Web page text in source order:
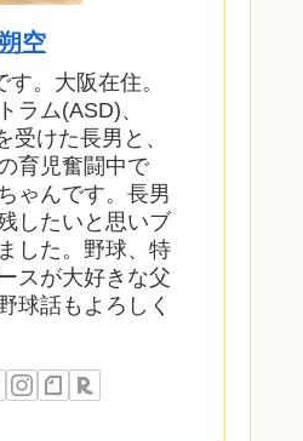
朔空
。大阪在住。
ラム(ASD)、
受けた長男と、
育児奮闘中で
ゃんです。長男
したいと思いブ
した。野球、特
スが大好きな父
球話もよろしく